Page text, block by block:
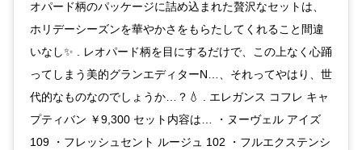
オパード柄のパッケージに詰め込まれた贅沢なセットは、
ホリデーシーズンを華やかさをもらたしてくれること間違
いなし✨ . レオパード柄を目にするだけで、この上なく心踊
ってしまう美的グランエディターN…、それってやはり、世
代的なものなのでしょうか…？💧 . エレガンス コフレ キャ
プティバン ￥9,300 セット内容は… ・ヌーヴェル アイズ
109 ・フレッシュセント ルージュ 102 ・フルエクステンシ